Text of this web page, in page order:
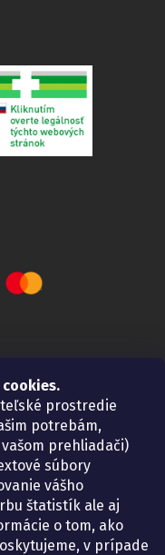
prostredie
potrebám,
prehliadači)
súbory
vášho
štatistík ale aj
o tom, ako
v prípade